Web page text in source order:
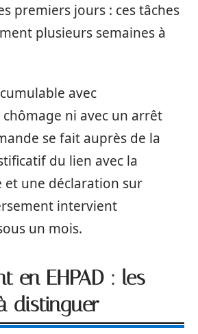
premiers jours : ces tâches
plusieurs semaines à
cumulable avec
chômage ni avec un arrêt
se fait auprès de la
du lien avec la
et une déclaration sur
intervient
un mois.
en EHPAD : les
distinguer